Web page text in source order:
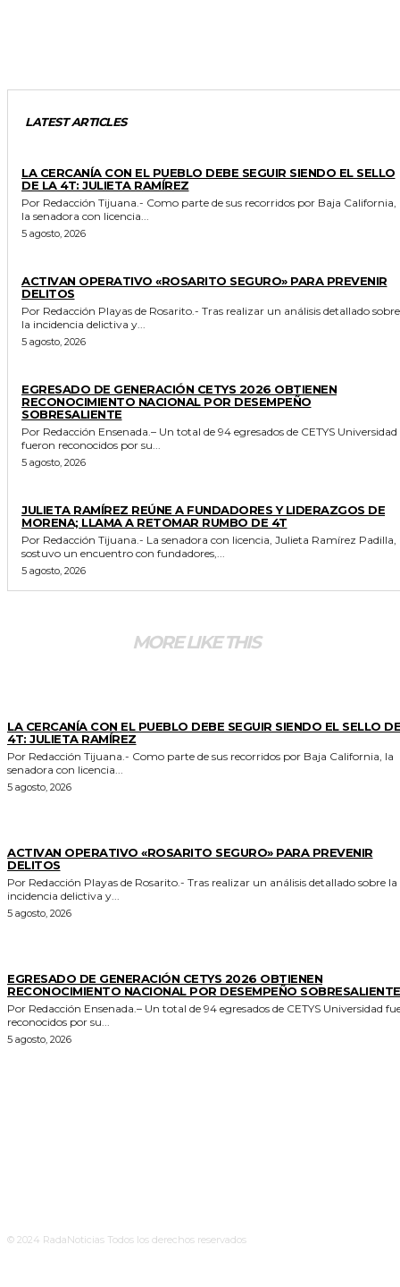
LATEST ARTICLES
LA CERCANÍA CON EL PUEBLO DEBE SEGUIR SIENDO EL SELLO
DE LA 4T: JULIETA RAMÍREZ
Por Redacción Tijuana.- Como parte de sus recorridos por Baja California,
la senadora con licencia...
5 agosto, 2026
ACTIVAN OPERATIVO «ROSARITO SEGURO» PARA PREVENIR
DELITOS
Por Redacción Playas de Rosarito.- Tras realizar un análisis detallado sobre
la incidencia delictiva y...
5 agosto, 2026
EGRESADO DE GENERACIÓN CETYS 2026 OBTIENEN
RECONOCIMIENTO NACIONAL POR DESEMPEÑO
SOBRESALIENTE
Por Redacción Ensenada.– Un total de 94 egresados de CETYS Universidad
fueron reconocidos por su...
5 agosto, 2026
JULIETA RAMÍREZ REÚNE A FUNDADORES Y LIDERAZGOS DE
MORENA; LLAMA A RETOMAR RUMBO DE 4T
Por Redacción Tijuana.- La senadora con licencia, Julieta Ramírez Padilla,
sostuvo un encuentro con fundadores,...
5 agosto, 2026
MORE LIKE THIS
LA CERCANÍA CON EL PUEBLO DEBE SEGUIR SIENDO EL SELLO
4T: JULIETA RAMÍREZ
Por Redacción Tijuana.- Como parte de sus recorridos por Baja California, la
senadora con licencia...
5 agosto, 2026
ACTIVAN OPERATIVO «ROSARITO SEGURO» PARA PREVENIR
DELITOS
Por Redacción Playas de Rosarito.- Tras realizar un análisis detallado sobre la
incidencia delictiva y...
5 agosto, 2026
EGRESADO DE GENERACIÓN CETYS 2026 OBTIENEN
RECONOCIMIENTO NACIONAL POR DESEMPEÑO SOBRESALIENTE
Por Redacción Ensenada.– Un total de 94 egresados de CETYS Universidad
reconocidos por su...
5 agosto, 2026
© 2024 RadaNoticias Todos los derechos reservados